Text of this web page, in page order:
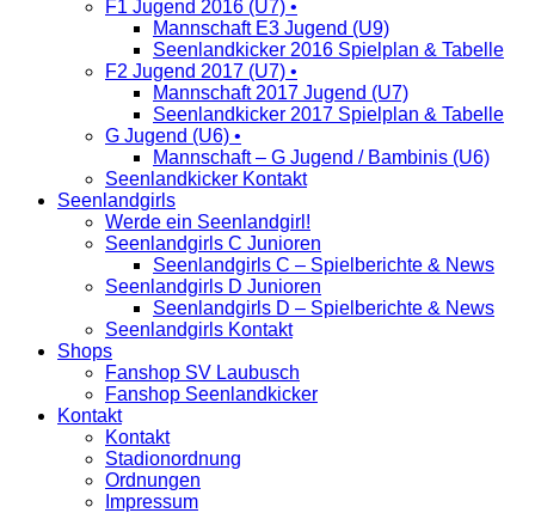
F1 Jugend 2016 (U7) •
Mannschaft E3 Jugend (U9)
Seenlandkicker 2016 Spielplan & Tabelle
F2 Jugend 2017 (U7) •
Mannschaft 2017 Jugend (U7)
Seenlandkicker 2017 Spielplan & Tabelle
G Jugend (U6) •
Mannschaft – G Jugend / Bambinis (U6)
Seenlandkicker Kontakt
Seenlandgirls
Werde ein Seenlandgirl!
Seenlandgirls C Junioren
Seenlandgirls C – Spielberichte & News
Seenlandgirls D Junioren
Seenlandgirls D – Spielberichte & News
Seenlandgirls Kontakt
Shops
Fanshop SV Laubusch
Fanshop Seenlandkicker
Kontakt
Kontakt
Stadionordnung
Ordnungen
Impressum